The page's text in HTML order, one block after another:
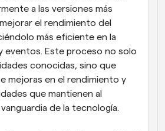
a las versiones más
el rendimiento del
más eficiente en la
eventos. Este proceso no solo
conocidas, sino que
mejoras en el rendimiento y
que mantienen al
de la tecnología.